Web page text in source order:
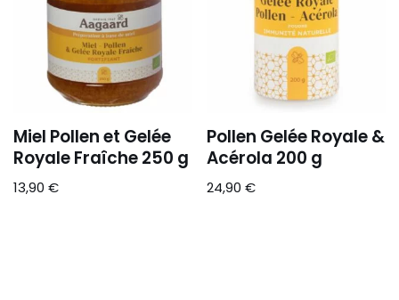
Miel Pollen et Gelée
Royale Fraîche 250 g
13,90 €
Pollen Gelée Royale &
Acérola 200 g
24,90€